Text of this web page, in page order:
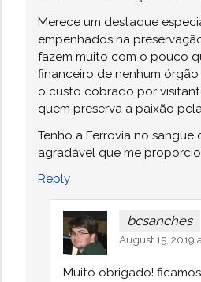
Merece um destaque
empenhados na
fazem muito com o pouco
financeiro de nenhum
o custo cobrado por
quem preserva a paixão
Tenho a Ferrovia no
agradável que me
Reply
bcsanches
August 15, 2019
Muito obrigado!